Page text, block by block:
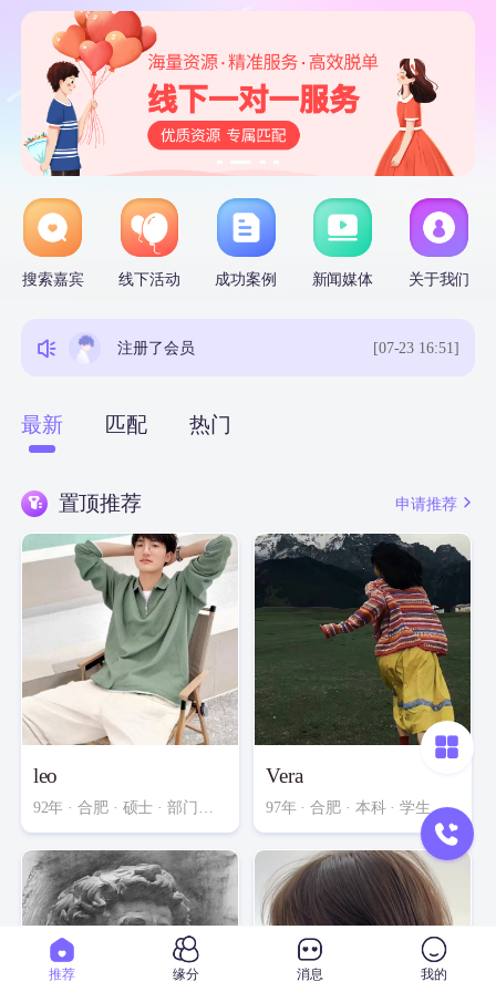
搜索嘉宾 线下活动 成功案例 新闻媒体 关于我们
皮蛋和 注册了会员 [07-24 23:07]
沐琅 注册了会员 [08-03 17:15]
注册了会员 [07-23 16:51]
沐琅 注册了会员 [08-03 17:15]
最新 匹配 热门
置顶推荐 申请推荐
leo Vera
97年 · 合肥 · 本科 · 学生
推荐 缘分 消息 我的